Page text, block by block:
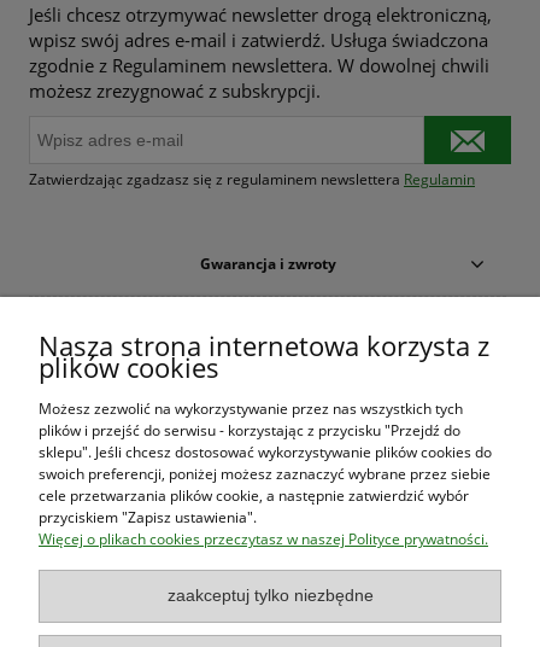
Jeśli chcesz otrzymywać newsletter drogą elektroniczną,
wpisz swój adres e-mail i zatwierdź. Usługa świadczona
zgodnie z Regulaminem newslettera. W dowolnej chwili
możesz zrezygnować z subskrypcji.
Zatwierdzając zgadzasz się z regulaminem newslettera Regulamin
Gwarancja i zwroty
O firmie
Księgarnia Las Książek www.lasksiazek.pl| Aleje Jerozolimskie
53 (p. 2, lok. 212)| 00-697 Warszawa | 22 290 23 47 | Serdecznie
zapraszamy!
jest czynna od poniedziałku do piątku w godzinach
- 16:00
Nasza strona internetowa korzysta z
plików cookies
Możesz zezwolić na wykorzystywanie przez nas wszystkich tych
plików i przejść do serwisu - korzystając z przycisku "Przejdź do
sklepu". Jeśli chcesz dostosować wykorzystywanie plików cookies do
swoich preferencji, poniżej możesz zaznaczyć wybrane przez siebie
cele przetwarzania plików cookie, a następnie zatwierdzić wybór
przyciskiem "Zapisz ustawienia".
Więcej o plikach cookies przeczytasz w naszej Polityce prywatności.
zaakceptuj tylko niezbędne